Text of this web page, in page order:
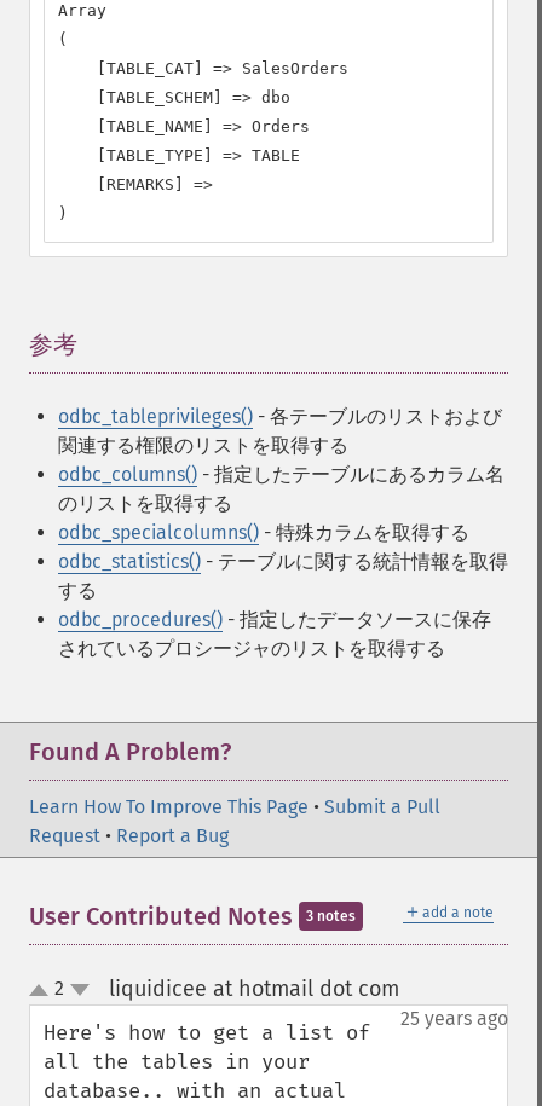
Array
(
    [TABLE_CAT] => SalesOrders
    [TABLE_SCHEM] => dbo
    [TABLE_NAME] => Orders
    [TABLE_TYPE] => TABLE
    [REMARKS] =>
)
参考
odbc_tableprivileges() - 各テーブルのリストおよび
関連する権限のリストを取得する
odbc_columns() - 指定したテーブルにあるカラム名
のリストを取得する
odbc_specialcolumns() - 特殊カラムを取得する
odbc_statistics() - テーブルに関する統計情報を取得
する
odbc_procedures() - 指定したデータソースに保存
されているプロシージャのリストを取得する
Found A Problem?
Learn How To Improve This Page • Submit a Pull
Request • Report a Bug
＋ add a note
User Contributed Notes 3 notes
up
down
2 liquidicee at hotmail dot com
25 years ago
Here's how to get a list of
all the tables in your
database.. with an actual